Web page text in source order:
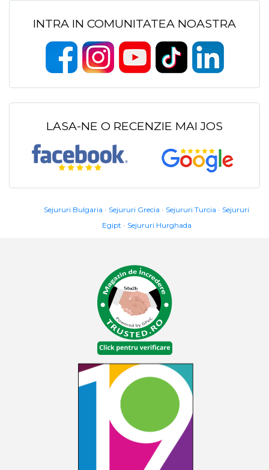
INTRA IN COMUNITATEA NOASTRA
LASA-NE O RECENZIE MAI JOS
Sejururi Bulgaria Sejururi Grecia Sejururi Turcia
Sejururi
Egipt
Sejururi Hurghada